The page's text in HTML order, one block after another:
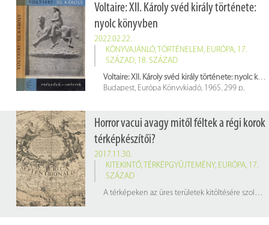
Voltaire: XII. Károly svéd király története:
nyolc könyvben
2022.02.22.
KÖNYVAJÁNLÓ, TÖRTÉNELEM, EURÓPA, 17.
SZÁZAD, 18. SZÁZAD
Voltaire: XII. Károly svéd király története: nyolc könyvben
Budapest, Európa Könyvkiadó, 1965. 299 p.
Horror vacui avagy mitől féltek a régi korok
térképkészítői?
2017.11.30.
KITEKINTŐ,TÉRKÉPGYŰJTEMÉNY, EURÓPA, 17.
SZÁZAD
A térképeken az üres területek kitöltésére szolgáló városok, hegyek és szörnyek kitalálása évszázados hagyomány a kartográfiában.